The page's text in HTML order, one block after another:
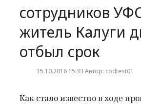
сотрудников
житель Калуги
отбыл срок
15.10.2016 15:33 Автор: codtest01
Как стало известно в ходе